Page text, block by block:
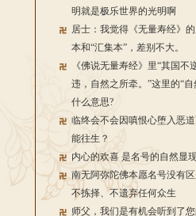
明就是极乐世界的光明啊
居士：我觉得《无量寿经》
本和“汇集本”，差别不大。
《佛说无量寿经》里“其国不
违，自然之所牵。”这里的“自
什么意思?
临终会不会因嗔恨心堕入恶
能往生？
内心的欢喜 是名号的自然显
南无阿弥陀佛本愿名号没有区
不拣择、不遗弃任何众生
师父，我们是有机会听到了